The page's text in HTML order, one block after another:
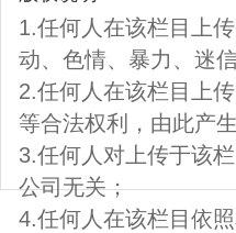
1.任何人在该栏目上
动、色情、暴力、迷
2.任何人在该栏目上
等合法权利，由此产
3.任何人对上传于该
公司无关；
4.任何人在该栏目依